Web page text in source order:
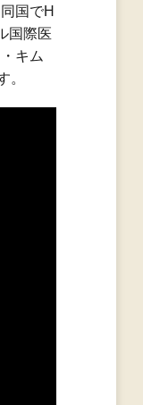
国でH
国際医
キム
。